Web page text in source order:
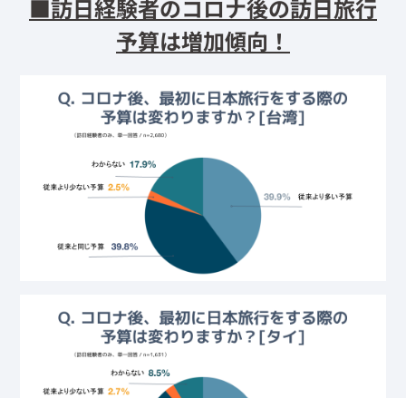
■訪日経験者のコロナ後の訪日旅行
予算は増加傾向！